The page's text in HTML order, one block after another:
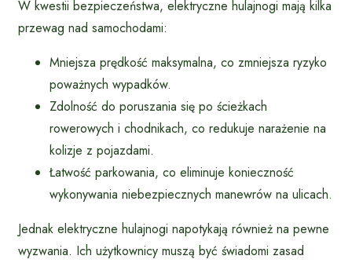
W kwestii bezpieczeństwa, elektryczne hulajnogi mają kilka
przewag nad samochodami:
Mniejsza prędkość maksymalna, co zmniejsza ryzyko
poważnych wypadków.
Zdolność do poruszania się po ścieżkach
rowerowych i chodnikach, co redukuje narażenie na
kolizje z pojazdami.
Łatwość parkowania, co eliminuje konieczność
wykonywania niebezpiecznych manewrów na ulicach.
Jednak elektryczne hulajnogi napotykają również na pewne
wyzwania. Ich użytkownicy muszą być świadomi zasad